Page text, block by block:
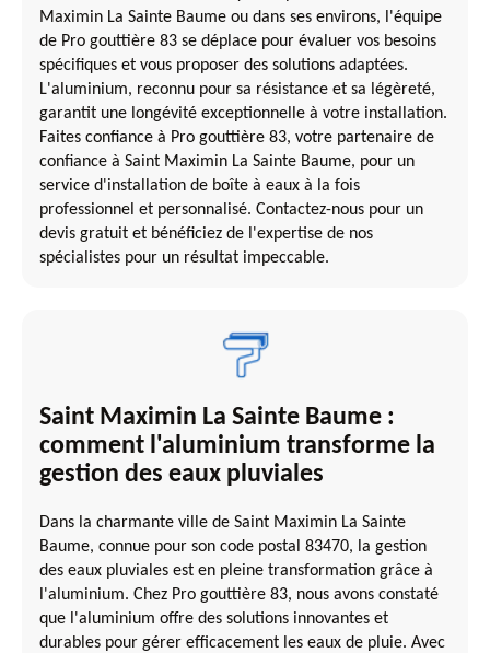
Maximin La Sainte Baume ou dans ses environs, l'équipe
de Pro gouttière 83 se déplace pour évaluer vos besoins
spécifiques et vous proposer des solutions adaptées.
L'aluminium, reconnu pour sa résistance et sa légèreté,
garantit une longévité exceptionnelle à votre installation.
Faites confiance à Pro gouttière 83, votre partenaire de
confiance à Saint Maximin La Sainte Baume, pour un
service d'installation de boîte à eaux à la fois
professionnel et personnalisé. Contactez-nous pour un
devis gratuit et bénéficiez de l'expertise de nos
spécialistes pour un résultat impeccable.
Saint Maximin La Sainte Baume :
comment l'aluminium transforme la
gestion des eaux pluviales
Dans la charmante ville de Saint Maximin La Sainte
Baume, connue pour son code postal 83470, la gestion
des eaux pluviales est en pleine transformation grâce à
l'aluminium. Chez Pro gouttière 83, nous avons constaté
que l'aluminium offre des solutions innovantes et
durables pour gérer efficacement les eaux de pluie. Avec